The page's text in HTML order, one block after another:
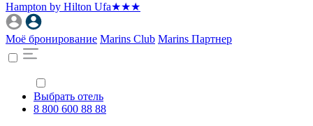
Hampton by Hilton Ufa★★★
Моё бронирование Marins Club Marins Партнер
Выбрать отель
8 800 600 88 88